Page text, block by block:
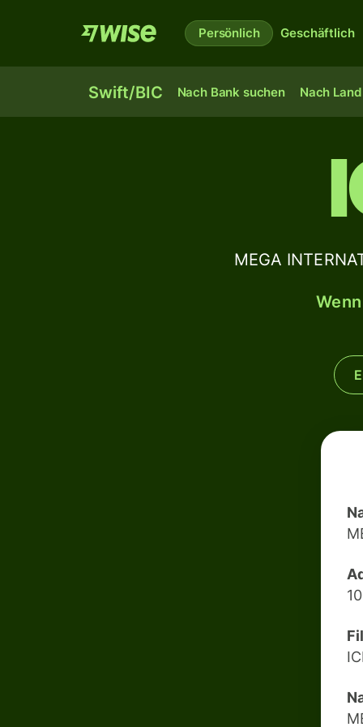
Persönlich Geschäftlich
Swift/BIC Nach Bank suchen Nach
MEGA